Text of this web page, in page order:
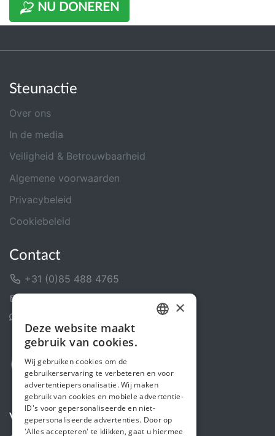
NU DONEREN
Steunactie
Over ons
In de media
Veiligheid & Betrouwbaarheid
Algemene voorwaarden
Privacybeleid
Cookiebeleid
Contact
+31 (0)85 488 4765
Volg ons
ENGLISH
×
Deze website maakt
gebruik van cookies.
Wij gebruiken cookies om de
gebruikerservaring te verbeteren en voor
advertentiepersonalisatie. Wij maken
gebruik van cookies en mobiele advertentie-
ID's voor gepersonaliseerde en niet-
gepersonaliseerde advertenties. Door op
'Alles accepteren' te klikken, gaat u hiermee